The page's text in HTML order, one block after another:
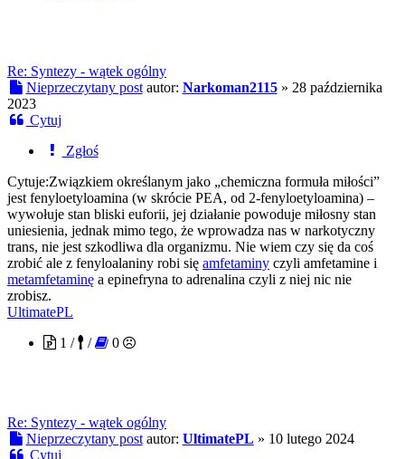
Re: Syntezy - wątek ogólny
Nieprzeczytany post autor: Narkoman2115» 28 października
2023
Cytuj
Zgłoś
Cytuje:Związkiem określanym jako „chemiczna formuła miłości”
jest fenyloetyloamina (w skrócie PEA, od 2-fenyloetyloamina) –
wywołuje stan bliski euforii, jej działanie powoduje miłosny stan
uniesienia, jednak mimo tego, że wprowadza nas w narkotyczny
trans, nie jest szkodliwa dla organizmu. Nie wiem czy się da coś
zrobić ale z fenyloalaniny robi się amfetaminy czyli amfetamine i
metamfetaminę a epinefryna to adrenalina czyli z niej nic nie
zrobisz.
UltimatePL
1 /
/ 0
Re: Syntezy - wątek ogólny
Nieprzeczytany post autor: UltimatePL » 10 lutego 2024
Cytuj